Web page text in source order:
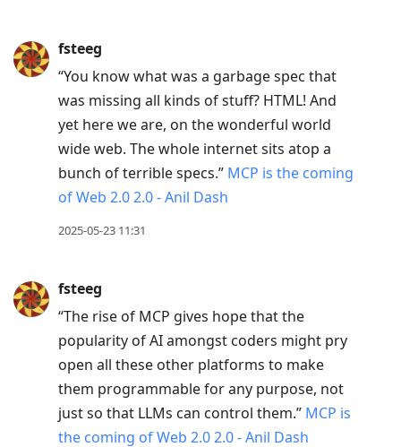
reply
to
current
fsteeg
“You know what was a garbage spec that
was missing all kinds of stuff? HTML! And
yet here we are, on the wonderful world
wide web. The whole internet sits atop a
bunch of terrible specs.” MCP is the coming
of Web 2.0 2.0 - Anil Dash
2025-05-23 11:31
fsteeg
“The rise of MCP gives hope that the
popularity of AI amongst coders might pry
open all these other platforms to make
them programmable for any purpose, not
just so that LLMs can control them.” MCP is
the coming of Web 2.0 2.0 - Anil Dash